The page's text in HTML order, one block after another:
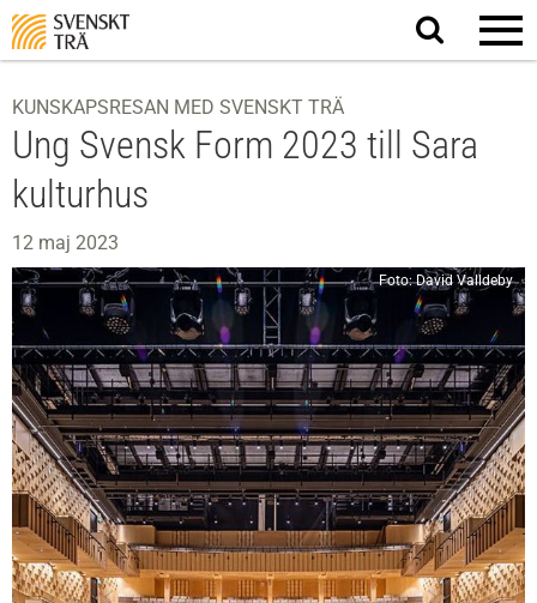
Sök
på
KUNSKAPSRESAN MED SVENSKT TRÄ
Ung Svensk Form 2023 till Sara
kulturhus
12 maj 2023
Foto: David Valldeby